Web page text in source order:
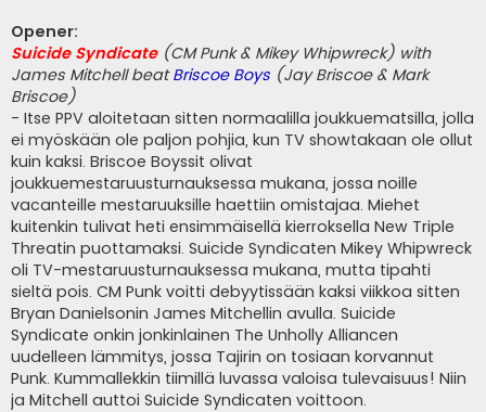
Opener:
Suicide Syndicate(CM Punk & Mikey Whipwreck) with
James Mitchell beatBriscoe Boys (Jay Briscoe & Mark
Briscoe)
- Itse PPV aloitetaan sitten normaalilla joukkuematsilla, jolla
ei myöskään ole paljon pohjia, kun TV showtakaan ole ollut
kuin kaksi. Briscoe Boyssit olivat
joukkuemestaruusturnauksessa mukana, jossa noille
vacanteille mestaruuksille haettiin omistajaa. Miehet
kuitenkin tulivat heti ensimmäisellä kierroksella New Triple
Threatin puottamaksi. Suicide Syndicaten Mikey Whipwreck
oli TV-mestaruusturnauksessa mukana, mutta tipahti
sieltä pois. CM Punk voitti debyytissään kaksi viikkoa sitten
Bryan Danielsonin James Mitchellin avulla. Suicide
Syndicate onkin jonkinlainen The Unholly Alliancen
uudelleen lämmitys, jossa Tajirin on tosiaan korvannut
Punk. Kummallekkin tiimillä luvassa valoisa tulevaisuus! Niin
ja Mitchell auttoi Suicide Syndicaten voittoon.